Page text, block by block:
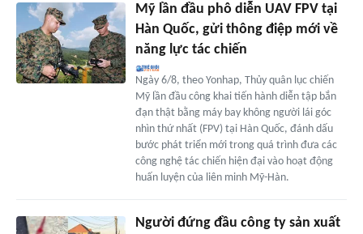
Mỹ lần đầu phô diễn UAV FPV tại
Hàn Quốc, gửi thông điệp mới về
năng lực tác chiến
Ngày 6/8, theo Yonhap, Thủy quân lục chiến
Mỹ lần đầu công khai tiến hành diễn tập bắn
đạn thật bằng máy bay không người lái góc
nhìn thứ nhất (FPV) tại Hàn Quốc, đánh dấu
bước phát triển mới trong quá trình đưa các
công nghệ tác chiến hiện đại vào hoạt động
huấn luyện của liên minh Mỹ-Hàn.
Người đứng đầu công ty sản xuất